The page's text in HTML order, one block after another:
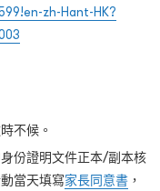
zh-Hant-HK?
不候。
份證明文件正本/副本核
當天填寫家長同意書 ，